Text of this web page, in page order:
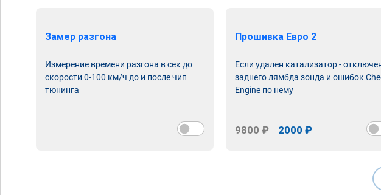
Замер разгона
Измерение времени разгона в сек до
скорости 0-100 км/ч до и после чип
тюнинга
Прошивка Евро 2
Если удален катализатор -
заднего лямбда зонда и ошибок
Engine по нему
9800 ₽ 2000 ₽